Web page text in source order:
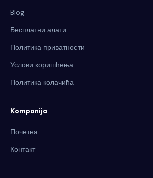
Blog
Бесплатни алати
Политика приватности
Услови коришћења
Политика колачића
Kompanija
Почетна
Контакт